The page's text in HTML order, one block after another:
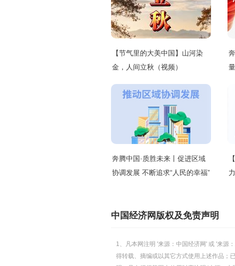
【节气里的大美中国】山河染
金，人间立秋（视频）
奔腾中国·质胜未来丨促进区域
协调发展 不断追求“人民的幸福”
力
中国经济网版权及免责声明
1、凡本网注明 '来源：中国经济网' 或 '来源
得转载、摘编或以其它方式使用上述作品；